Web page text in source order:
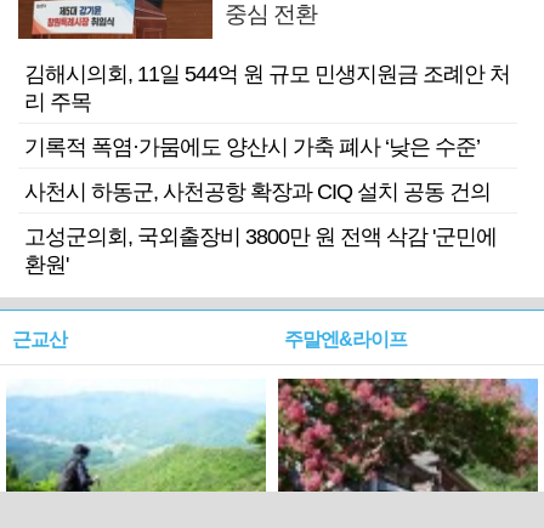
중심 전환
김해시의회, 11일 544억 원 규모 민생지원금 조례안 처
리 주목
기록적 폭염·가뭄에도 양산시 가축 폐사 ‘낮은 수준’
사천시 하동군, 사천공항 확장과 CIQ 설치 공동 건의
고성군의회, 국외출장비 3800만 원 전액 삭감 '군민에
환원'
근교산 주말엔&라이프